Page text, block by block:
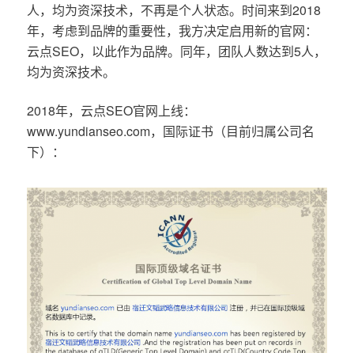
人，均为资深技术，不再是个人状态。时间来到2018
年，考虑到品牌的重要性，我方决定启用新的官网：
云点SEO，以此作为品牌。同年，团队人数达到5人，
均为资深技术。
2018年，云点SEO官网上线：
www.yundianseo.com，国际证书（目前归属公司名
下）：